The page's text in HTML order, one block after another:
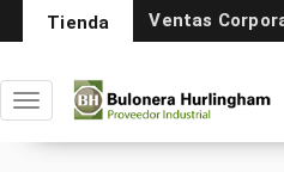
Tienda Ventas
Toggle navigation